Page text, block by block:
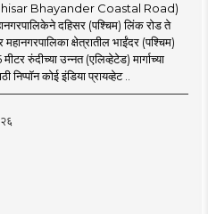
Bhayander Coastal Road)
दहिसर (पश्चिम) लिंक रोड ते
महानगरपालिका क्षेत्रातील भाईंदर (पश्चिम)
रुंदीच्या उन्नत (एलिव्हेटेड) मार्गाच्या
निप्पॉन कोई इंडिया प्रायव्हेट ..